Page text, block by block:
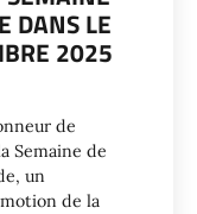
DANS LE
2025
de
Semaine de
un
de la